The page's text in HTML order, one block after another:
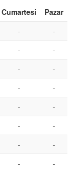
Cumartesi
Pazar
-
-
-
-
-
-
-
-
-
-
-
-
-
-
-
-